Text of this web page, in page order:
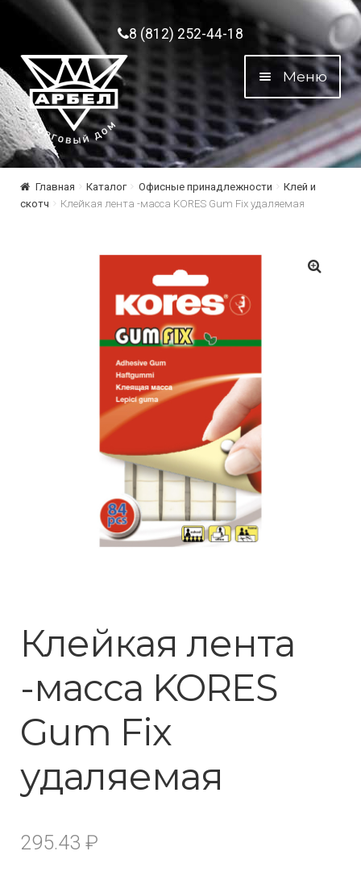
Перейти к навигации
Перейти к содержимому8 (812) 252-44-18
Меню
Главная Каталог Офисные принадлежности
Клей и
скотч
Клейкая лента -масса KORES Gum Fix удаляемая
Клейкая лента
-масса KORES
Gum Fix
удаляемая
295.43 ₽